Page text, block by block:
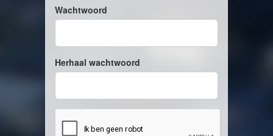
Wachtwoord
Herhaal wachtwoord